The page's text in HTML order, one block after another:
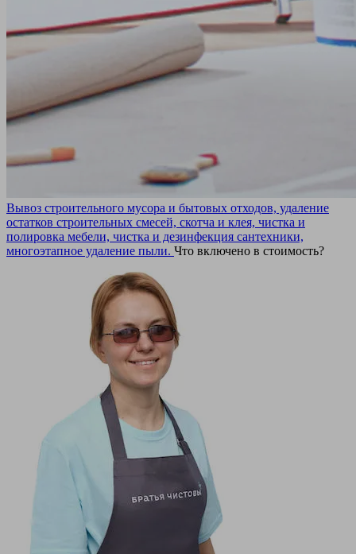
Вывоз строительного мусора и бытовых отходов, удаление
остатков строительных смесей, скотча и клея, чистка и
полировка мебели, чистка и дезинфекция сантехники,
многоэтапное удаление пыли. Что включено в стоимость?